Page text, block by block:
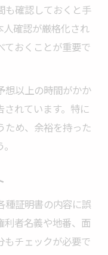
も確認しておくと手
確認が厳格化され
ておくことが重要で
想以上の時間がかか
されています。特に
ため、余裕を持った
種証明書の内容に誤
利者名義や地番、面
もチェックが必要で